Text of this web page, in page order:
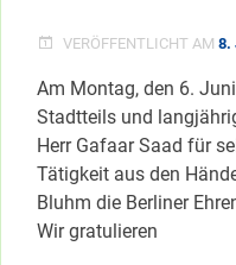
VERÖFFENTLICHT AM 8.
Am Montag, den 6.
Stadtteils und
Herr Gafaar Saad für
Tätigkeit aus den
Bluhm die Berliner
Wir gratulieren